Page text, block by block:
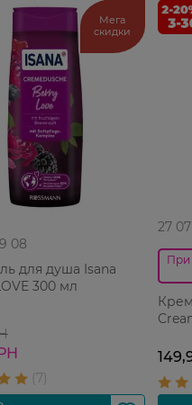
Мега
скидки
08
для душа Isana
300 мл
27
При